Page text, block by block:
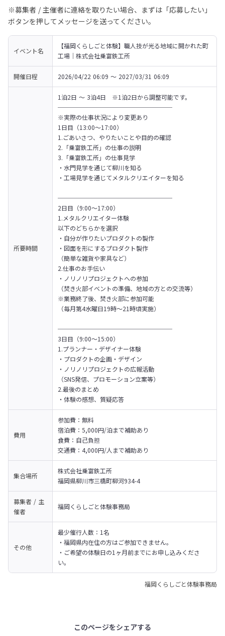
※募集者 / 主催者に連絡を取りたい場合、まずは「応募したい」
ボタンを押してメッセージを送ってください。
イベント名
【福岡くらしごと体験】職人技が光る地域に開かれた町
工場｜株式会社乗富鉄工所
開催日程 2026/04/22 06:09 〜 2027/03/31 06:09
所要時間
1泊2日 ～ 3泊4日　※1泊2日から調整可能です。
───────────────────
※実際の仕事状況により変更あり
1日目（13:00～17:00）
1.ごあいさつ、やりたいことや目的の確認
2.「乗富鉄工所」の仕事の説明
3.「乗富鉄工所」の仕事見学
・水門見学を通じて柳川を知る
・工場見学を通じてメタルクリエイターを知る
───────────────────
2日目（9:00～17:00）
1.メタルクリエイター体験
以下のどちらかを選択
・自分が作りたいプロダクトの製作
・図面を形にするプロダクト製作
（簡単な雑貨や家具など）
2.仕事のお手伝い
・ノリノリプロジェクトへの参加
（焚き火部イベントの準備、地域の方との交流等）
※業務終了後、焚き火部に参加可能
（毎月第4水曜日19時〜21時頃実施）
───────────────────
3日目（9:00～15:00）
1.プランナー・デザイナー体験
・プロダクトの企画・デザイン
・ノリノリプロジェクトの広報活動
（SNS発信、プロモーション立案等）
2.最後のまとめ
・体験の感想、質疑応答
費用
参加費：無料
宿泊費：5,000円/泊まで補助あり
食費：自己負担
交通費：4,000円/人まで補助あり
集合場所
株式会社乗富鉄工所
福岡県柳川市三橋町柳河934-4
募集者 / 主
催者
福岡くらしごと体験事務局
その他
最少催行人数：1名
・福岡県内在住の方はご参加できません。
・ご希望の体験日の1ヶ月前までにお申し込みくださ
い。
福岡くらしごと体験事務局
このページをシェアする